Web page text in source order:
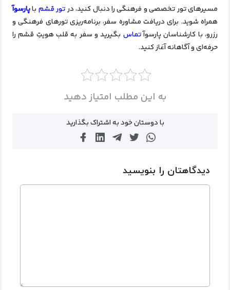
مسیرهای تور تخصصی و فرهنگی را دنبال کنید، درتور قشم باپارسوآ
همراه شوید. برای دریافت مشاوره سفر، برنامه‌ریزی تورهای فرهنگی و
رزرو، با کارشناسان پارسوآتماس بگیرید و سفر به قلب هویتِ قشم را
حرفه‌ای و آگاهانه آغاز کنید.
به این مطلب امتیاز دهید
با دوستان خود به اشتراک بگذارید
دیدگاهتان را بنویسید